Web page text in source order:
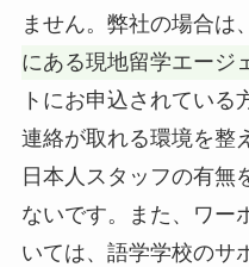
ません。弊社の場合は、
にある現地留学エージ
トにお申込されている
連絡が取れる環境を整
日本人スタッフの有無
ないです。また、ワー
いては、語学学校のサ